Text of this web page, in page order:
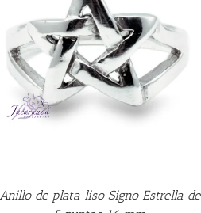
Anillo de plata liso Signo Estrella de
AÑADIR AL CARRITO / QUICK VIEW